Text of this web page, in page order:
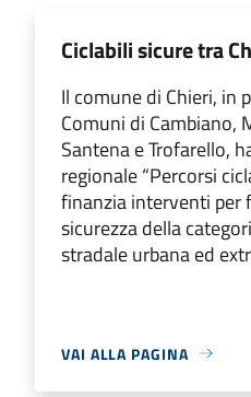
Ciclabili sicure tra
Il comune di Chieri, in
Comuni di Cambiano,
Santena e Trofarello,
regionale “Percorsi
finanzia interventi per
sicurezza della
stradale urbana ed
VAI ALLA PAGINA